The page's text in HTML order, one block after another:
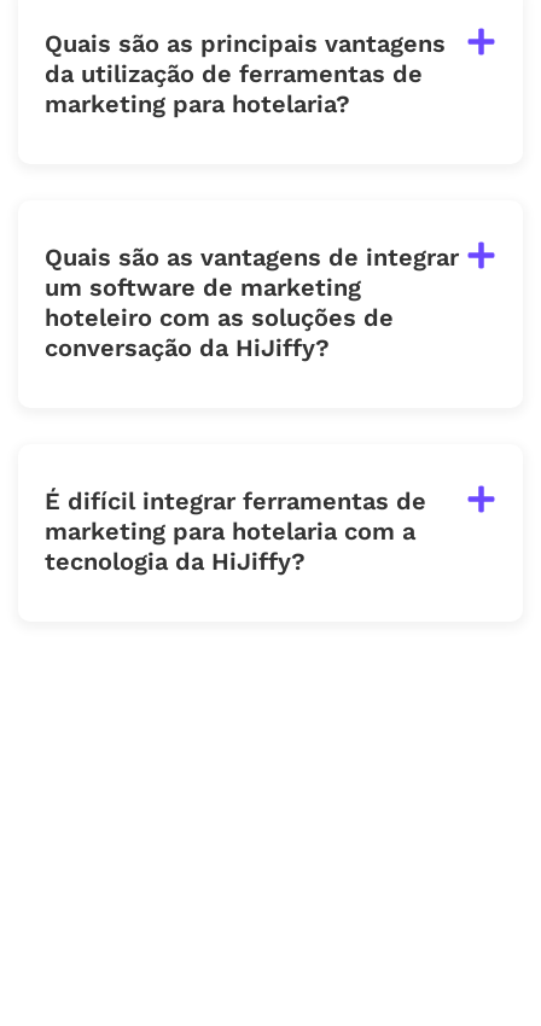
Quais são as principais vantagens
da utilização de ferramentas de
marketing para hotelaria?
Quais são as vantagens de integrar
um software de marketing
hoteleiro com as soluções de
conversação da HiJiffy?
É difícil integrar ferramentas de
marketing para hotelaria com a
tecnologia da HiJiffy?